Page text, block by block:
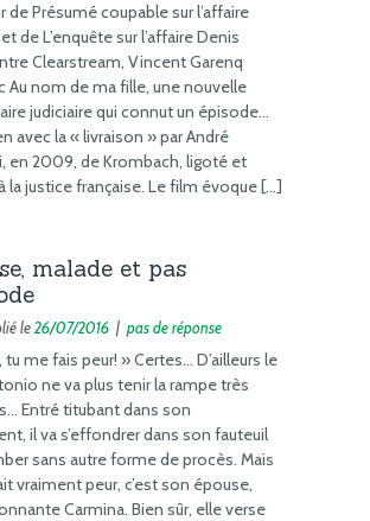
de Présumé coupable sur l’affaire
de L’enquête sur l’affaire Denis
Clearstream, Vincent Garenq
Au nom de ma fille, une nouvelle
judiciaire qui connut un épisode…
avec la « livraison » par André
en 2009, de Krombach, ligoté et
la justice française. Le film évoque […]
malade et pas
le26/07/2016 | pas de réponse
me fais peur! » Certes… D’ailleurs le
ne va plus tenir la rampe très
Entré titubant dans son
il va s’effondrer dans son fauteuil
sans autre forme de procès. Mais
vraiment peur, c’est son épouse,
Carmina. Bien sûr, elle verse